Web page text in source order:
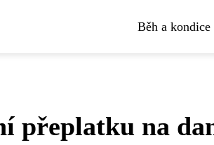
Běh a kondice
přeplatku na